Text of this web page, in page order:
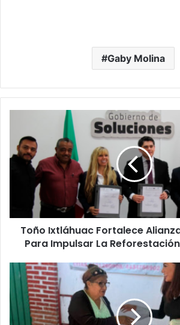
Gaby Molina
Fortalece
Alianza
ARAUCO
Impulsar
La
Reforestación
Toño Ixtláhuac Fortalece
Para Impulsar La
Omega
Vázquez:
Escuchamos
Comerciantes